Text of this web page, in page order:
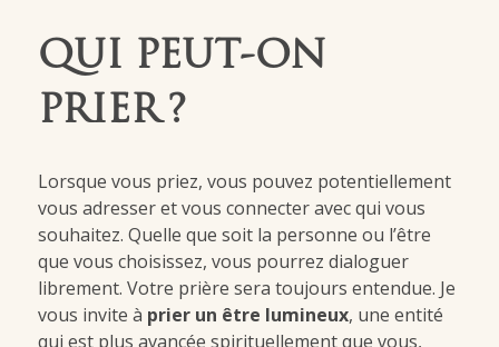
QUI PEUT-ON
PRIER ?
Lorsque vous priez, vous pouvez potentiellement
vous adresser et vous connecter avec qui vous
souhaitez. Quelle que soit la personne ou l’être
que vous choisissez, vous pourrez dialoguer
librement. Votre prière sera toujours entendue. Je
vous invite à prier un être lumineux, une entité
qui est plus avancée spirituellement que vous,